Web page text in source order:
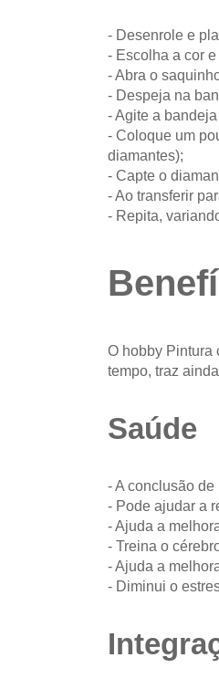
- Desenrole e
- Escolha a cor
- Abra o
- Despeja na
- Agite a
- Coloque um
diamantes);
- Capte o
- Ao transferir
- Repita,
O hobby Pintura
tempo, traz
Saúde
- A conclusão
- Pode ajudar a
- Ajuda a
- Treina o
- Ajuda a
- Diminui o